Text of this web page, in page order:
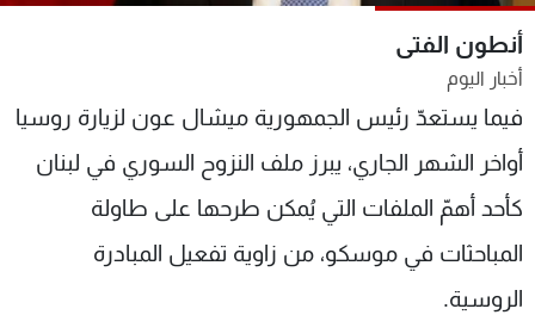
أنطون الفتى
أخبار اليوم
فيما يستعدّ رئيس الجمهورية ميشال عون لزيارة روسيا
أواخر الشهر الجاري، يبرز ملف النزوح السوري في لبنان
كأحد أهمّ الملفات التي يُمكن طرحها على طاولة
المباحثات في موسكو، من زاوية تفعيل المبادرة
الروسية.
جدول البرامج
شاهد البرامج
الترددات
عن MTV
لاعلاناتكم
وظائف
شروط الإسـتخدام